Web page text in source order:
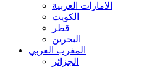
الامارات العربية
الكويت
قطر
البحرين
المغرب العربي
الجزائر